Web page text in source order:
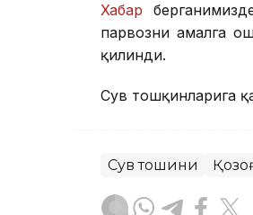
Хабар
парвозни амалга
қилинди.
Сув тошқинларига
Сув тошқини